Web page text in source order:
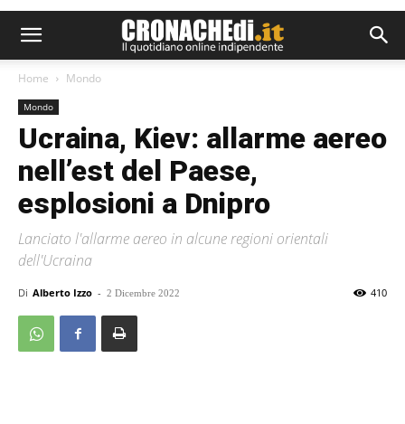
Home Mondo
Mondo
Ucraina, Kiev: allarme aereo
nell’est del Paese,
esplosioni a Dnipro
Lanciato l'allarme aereo in alcune regioni orientali
dell'Ucraina
Di Alberto Izzo - 2 Dicembre 2022 410